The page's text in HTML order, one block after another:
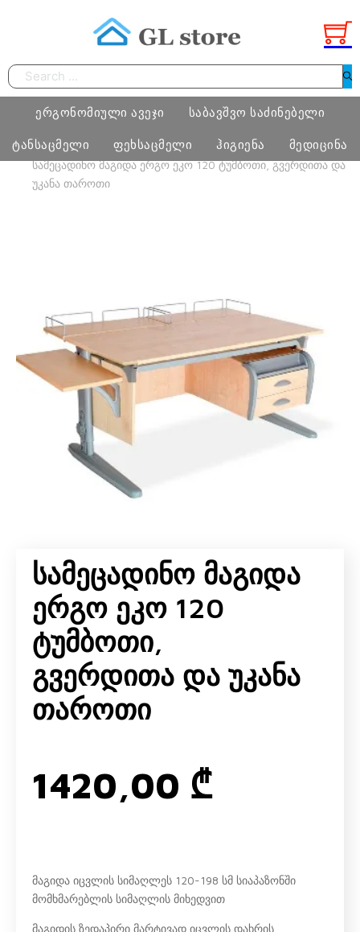
Search
ერგონომიული ავეჯი საბავშვო საძინებელი
ტანსაცმელი
ნატურალური შალის პროდუქცია
ფეხსაცმელი ჰიგიენა მედიცინა
HOME ᲐᲕᲔᲯᲘ ᲛᲐᲒᲘᲓᲐ ᲡᲐᲛᲔᲪᲐᲓᲘᲜᲝ
ᲔᲙᲝ 120
ᲡᲐᲛᲔᲪᲐᲓᲘᲜᲝ ᲛᲐᲒᲘᲓᲐ ᲔᲠᲒᲝ ᲔᲙᲝ 120 ᲢᲣᲛᲑᲝᲗᲘ, ᲒᲕᲔᲠᲓᲘᲗᲐ ᲓᲐ
ᲣᲙᲐᲜᲐ ᲗᲐᲠᲝᲗᲘ
Სამეცადინო Მაგიდა
Ერგო Ეკო 120
Ტუმბოთი,
Გვერდითა Და Უკანა
Თაროთი
1420,00 ₾
მაგიდა იცვლის სიმაღლეს 120-198 სმ სიაპაზონში
მომხმარებლის სიმაღლის მიხედვით
მაგიდის ზედაპირი მარტივად იცვლის დახრის